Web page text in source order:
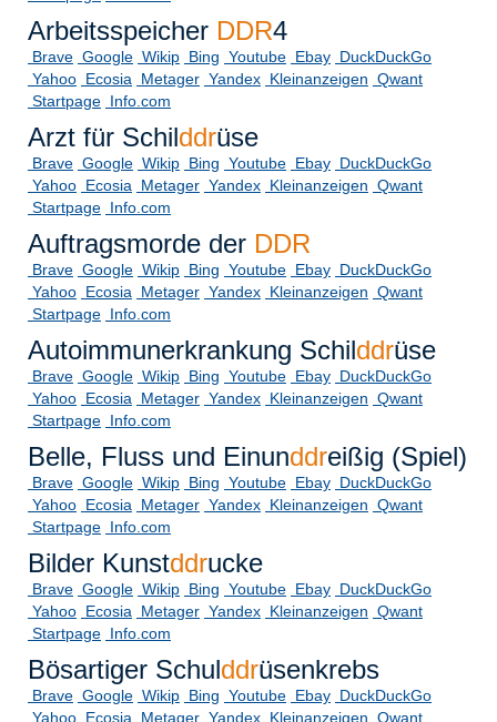
Arbeitsspeicher DDR4
Brave Google Wikip Bing Youtube Ebay DuckDuckGo
Yahoo Ecosia Metager Yandex Kleinanzeigen Qwant
Startpage Info.com
Arzt für Schilddrüse
Brave Google Wikip Bing Youtube Ebay DuckDuckGo
Yahoo Ecosia Metager Yandex Kleinanzeigen Qwant
Startpage Info.com
Auftragsmorde der DDR
Brave Google Wikip Bing Youtube Ebay DuckDuckGo
Yahoo Ecosia Metager Yandex Kleinanzeigen Qwant
Startpage Info.com
Autoimmunerkrankung Schilddrüse
Brave Google Wikip Bing Youtube Ebay DuckDuckGo
Yahoo Ecosia Metager Yandex Kleinanzeigen Qwant
Startpage Info.com
Belle, Fluss und Einunddreißig (Spiel)
Brave Google Wikip Bing Youtube Ebay DuckDuckGo
Yahoo Ecosia Metager Yandex Kleinanzeigen Qwant
Startpage Info.com
Bilder Kunstddrucke
Brave Google Wikip Bing Youtube Ebay DuckDuckGo
Yahoo Ecosia Metager Yandex Kleinanzeigen Qwant
Startpage Info.com
Bösartiger Schulddrüsenkrebs
Brave Google Wikip Bing Youtube Ebay DuckDuckGo
Yahoo Ecosia Metager Yandex Kleinanzeigen Qwant